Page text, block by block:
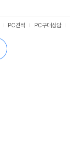
PC견적 PC구매상담